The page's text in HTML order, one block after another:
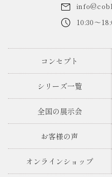
10:30～
コンセプト
シリーズ一覧
全国の展示会
お客様の声
オンラインショップ